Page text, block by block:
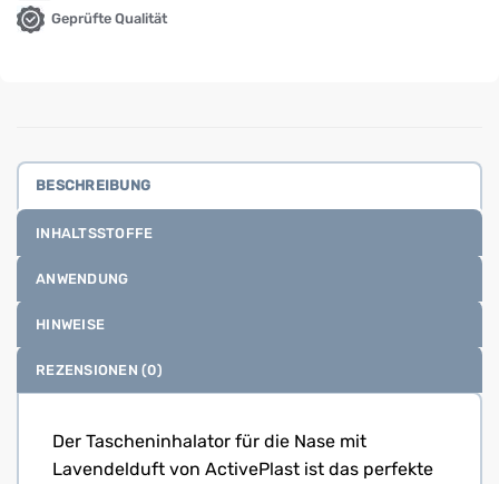
Geprüfte Qualität
BESCHREIBUNG
INHALTSSTOFFE
ANWENDUNG
HINWEISE
REZENSIONEN (0)
Der Tascheninhalator für die Nase mit
Lavendelduft von ActivePlast ist das perfekte